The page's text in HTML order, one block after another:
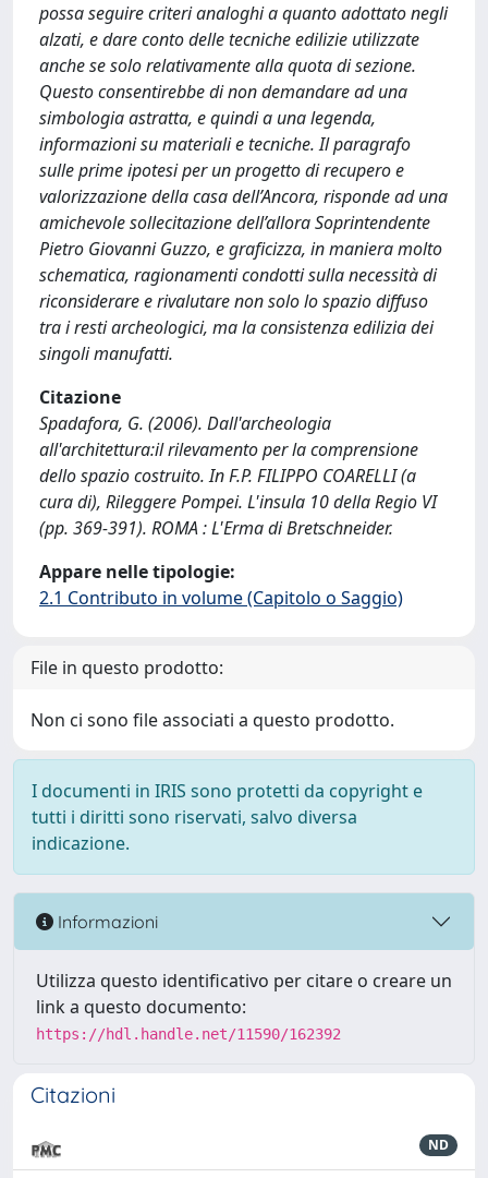
possa seguire criteri analoghi a quanto adottato negli
alzati, e dare conto delle tecniche edilizie utilizzate
anche se solo relativamente alla quota di sezione.
Questo consentirebbe di non demandare ad una
simbologia astratta, e quindi a una legenda,
informazioni su materiali e tecniche. Il paragrafo
sulle prime ipotesi per un progetto di recupero e
valorizzazione della casa dell’Ancora, risponde ad una
amichevole sollecitazione dell’allora Soprintendente
Pietro Giovanni Guzzo, e graficizza, in maniera molto
schematica, ragionamenti condotti sulla necessità di
riconsiderare e rivalutare non solo lo spazio diffuso
tra i resti archeologici, ma la consistenza edilizia dei
singoli manufatti.
Citazione
Spadafora, G. (2006). Dall'archeologia
all'architettura:il rilevamento per la comprensione
dello spazio costruito. In F.P. FILIPPO COARELLI (a
cura di), Rileggere Pompei. L'insula 10 della Regio VI
(pp. 369-391). ROMA : L'Erma di Bretschneider.
Appare nelle tipologie:
2.1 Contributo in volume (Capitolo o Saggio)
File in questo prodotto:
Non ci sono file associati a questo prodotto.
I documenti in IRIS sono protetti da copyright e
tutti i diritti sono riservati, salvo diversa
indicazione.
Informazioni
Utilizza questo identificativo per citare o creare un
link a questo documento:
https://hdl.handle.net/11590/162392
Citazioni
ND